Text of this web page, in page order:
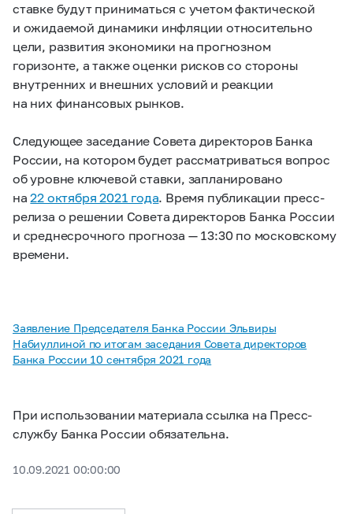
ставке будут приниматься с учетом фактической
и ожидаемой динамики инфляции относительно
цели, развития экономики на прогнозном
горизонте, а также оценки рисков со стороны
внутренних и внешних условий и реакции
на них финансовых рынков.
Следующее заседание Совета директоров Банка
России, на котором будет рассматриваться вопрос
об уровне ключевой ставки, запланировано
на22 октября 2021 года. Время публикации пресс-
релиза о решении Совета директоров Банка России
и среднесрочного прогноза — 13:30 по московскому
времени.
Заявление Председателя Банка России Эльвиры
Набиуллиной по итогам заседания Совета директоров
Банка России 10 сентября 2021 года
При использовании материала ссылка на Пресс-
службу Банка России обязательна.
10.09.2021 00:00:00